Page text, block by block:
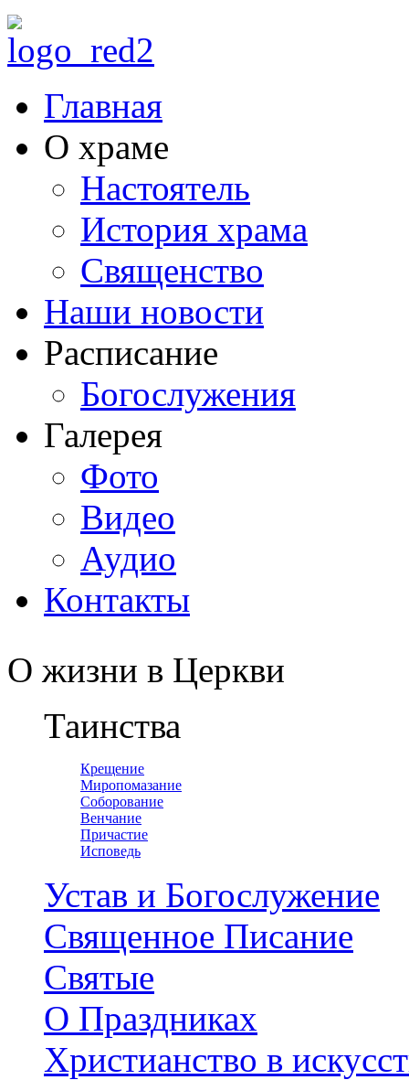
Главная
О храме
Настоятель
История храма
Священство
Наши новости
Расписание
Богослужения
Галерея
Фото
Видео
Аудио
Контакты
О жизни в Церкви
Таинства
Крещение
Миропомазание
Соборование
Венчание
Причастие
Исповедь
Устав и Богослужение
Священное Писание
Святые
О Праздниках
Христианство в